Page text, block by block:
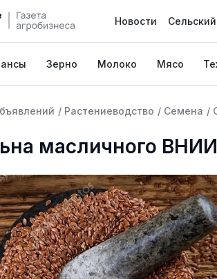
Новости
Зерно Молоко Мясо
/ Растениеводство / Семена /
масличного